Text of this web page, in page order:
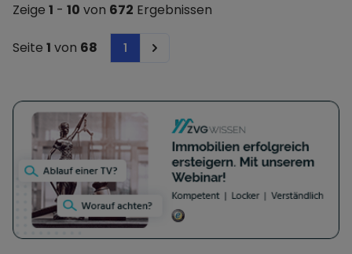
Zeige 1 - 10 von 672 Ergebnissen
Seite 1 von 68 1 Next